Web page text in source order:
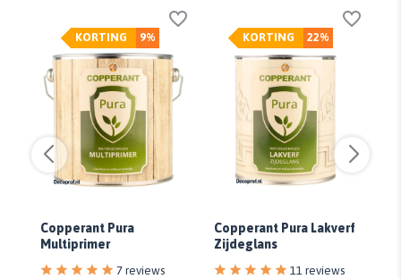
9%
KORTING
Copperant Pura
Multiprimer
7 reviews
22%
KORTING
Copperant Pura Lakverf
Zijdeglans
11 reviews